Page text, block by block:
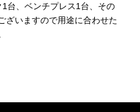
台、ベンチプレス1台、その
ざいますので用途に合わせた